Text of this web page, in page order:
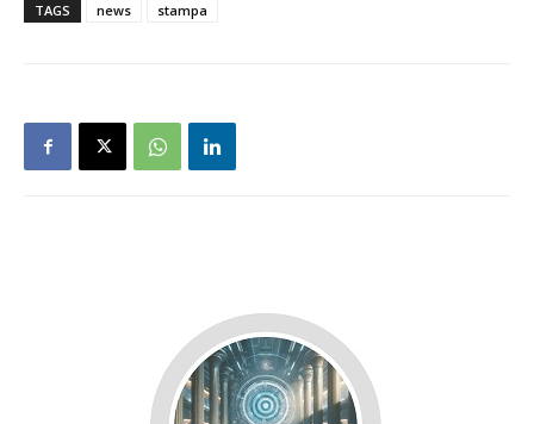
TAGS news stampa